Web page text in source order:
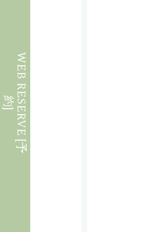
W
E
B
R
E
S
E
R
V
E
[
予
約
]